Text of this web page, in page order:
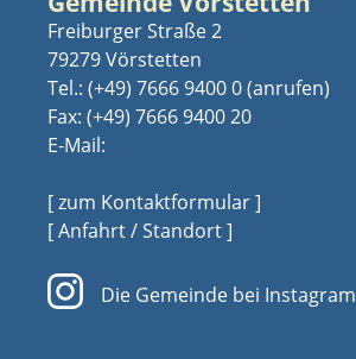
Freiburger Straße 2
79279 Vörstetten
Tel.: (+49) 7666 9400 0
Fax: (+49) 7666 9400 20
E-Mail:
[ zum Kontaktformular ]
[ Anfahrt / Standort ]
Die Gemeinde bei Instagram